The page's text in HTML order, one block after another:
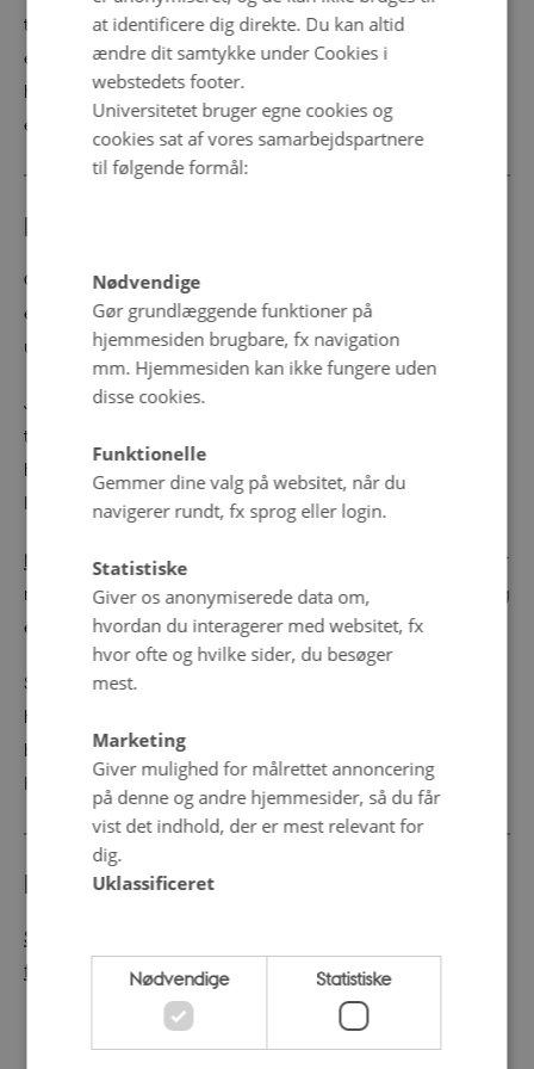
typisk en årsagssammenhæng mellem det, der kommer
efter og førfordi. Men i talesproget kan man altså bruge
helsætningsordstilling til at fremhæve det, der kommer
efter
Kilder og yderligere læsning
Gregersen & Pedersen (1997) præsenterer en synkron og
en diakron analyse af brugen af helsætningsordstilling i
underordnede sætninger.
Juel Jensen (2011) undersøger ledsætninger i dansk
talesprog og problematiserer kategorierne led- og
helsætninger, da ledsætninger ikke er karakteriseret ved
ledsætningsordstilling.
Mikkelsen (2010) foreslår et kontinuum over fordi-ytringer
med gradvis større adskillelse af hvad der kommer før og
efter fordi.
Steensig (1998) viser, at fordi hyppigst følges af en
helsætning i talesprog og foreslår mulige
betydningsforskelle mellem brugen af helsætning og
ledsætning.
Indgange
Samtalehandlinger
fortællende samtalehandlinger
Begrundelse
at identificere dig direkte. Du kan altid
ændre dit samtykke under Cookies i
webstedets footer.
Universitetet bruger egne cookies og
cookies sat af vores samarbejdspartnere
til følgende formål:
Nødvendige
Gør grundlæggende funktioner på
hjemmesiden brugbare, fx navigation
mm. Hjemmesiden kan ikke fungere uden
disse cookies.
Funktionelle
Gemmer dine valg på websitet, når du
navigerer rundt, fx sprog eller login.
Statistiske
Giver os anonymiserede data om,
hvordan du interagerer med websitet, fx
hvor ofte og hvilke sider, du besøger
mest.
Marketing
Giver mulighed for målrettet annoncering
på denne og andre hjemmesider, så du får
vist det indhold, der er mest relevant for
dig.
Uklassificeret
Nødvendige Statistiske